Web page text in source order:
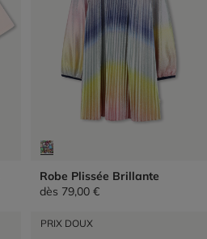
Robe Plissée Brillante
dès 79,00 €
PRIX DOUX